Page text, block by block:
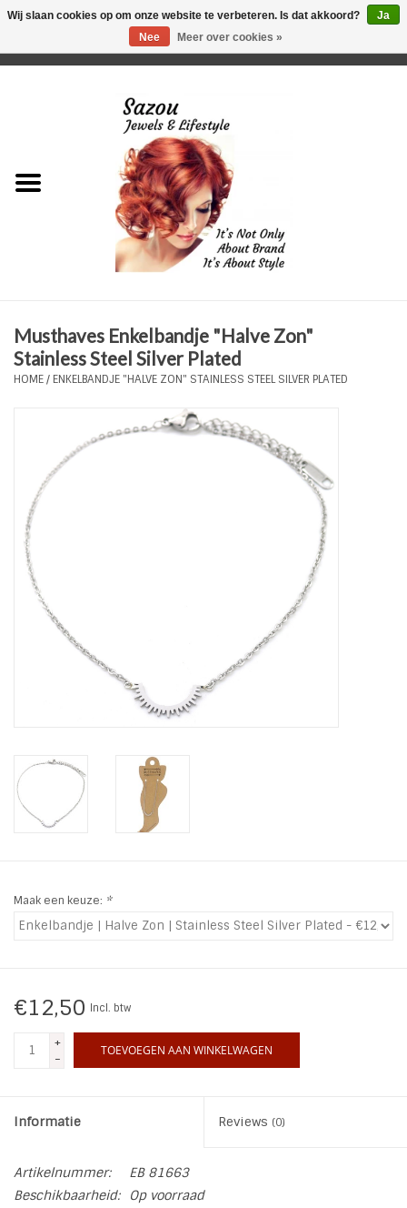
Just for Him
Plus Size Sieraden
Tassen en meer
Haaraccesoires
Zonnebrillen
Fashion
ON THE BEACH
LIFESTYLE PRODUCTEN
SALE
Musthaves Enkelbandje "Halve Zon"
Stainless Steel Silver Plated
HOME/ ENKELBANDJE "HALVE ZON" STAINLESS STEEL SILVER PLATED
Maak een keuze: *
€12,50 Incl. btw
+
-
TOEVOEGEN AAN WINKELWAGEN
Informatie Reviews (0)
Artikelnummer:
EB 81663
Beschikbaarheid:
Op voorraad
Wij slaan cookies op om onze website te verbeteren. Is dat akkoord?
Ja
Nee
Meer over cookies »